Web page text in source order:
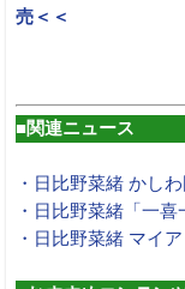
売＜＜
■関連ニュース
・日比野菜緒 かし
・日比野菜緒「一喜
・日比野菜緒 マイ